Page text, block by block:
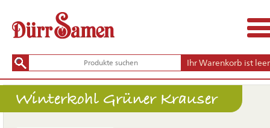
Ihr Warenkorb ist
Winterkohl Grüner Krauser